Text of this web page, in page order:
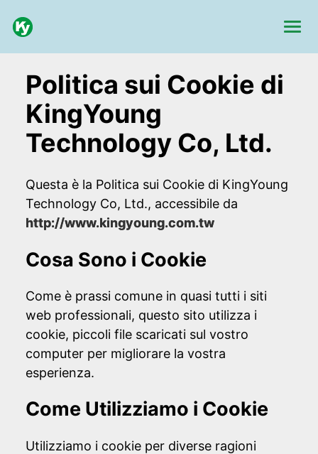
Politica sui Cookie di
KingYoung
Technology Co, Ltd.
Questa è la Politica sui Cookie di KingYoung
Technology Co, Ltd., accessibile da
http://www.kingyoung.com.tw
Cosa Sono i Cookie
Come è prassi comune in quasi tutti i siti
web professionali, questo sito utilizza i
cookie, piccoli file scaricati sul vostro
computer per migliorare la vostra
esperienza.
Come Utilizziamo i Cookie
Utilizziamo i cookie per diverse ragioni